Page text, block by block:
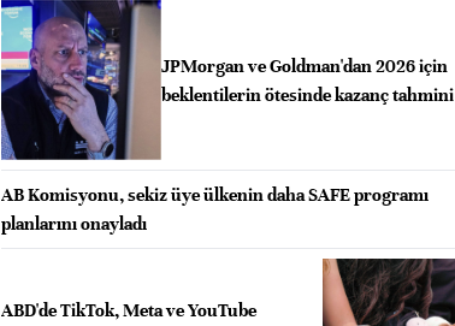
JPMorgan ve Goldman'dan 2026 için
beklentilerin ötesinde kazanç tahmini
AB Komisyonu, sekiz üye ülkenin daha SAFE programı
planlarını onayladı
ABD'de TikTok, Meta ve YouTube